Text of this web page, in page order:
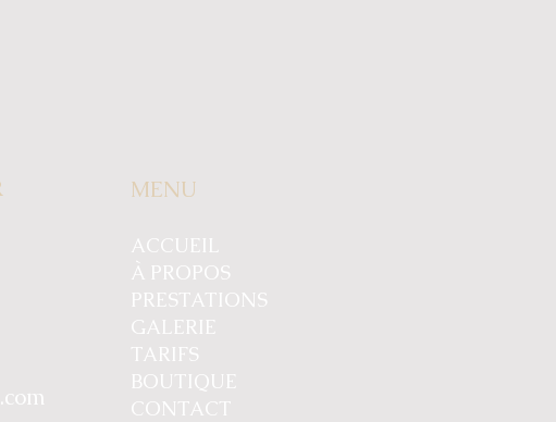
MENU
ACCUEIL
À PROPOS
PRESTATIONS
GALERIE
TARIFS
BOUTIQUE
CONTACT